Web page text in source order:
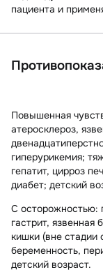
пациента и
Повышенная
атеросклероз,
гиперурикемия;
гепатит, цирроз
диабет; детский
С осторожностью:
гастрит, язвенная
кишки (вне стадии
беременность,
детский возраст.